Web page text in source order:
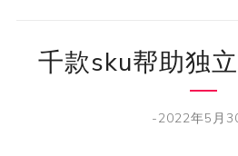
千款sku帮助独
-2022年5月